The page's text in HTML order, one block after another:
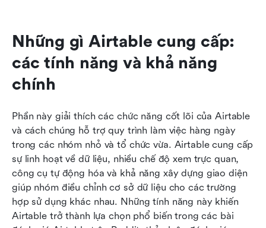
Những gì Airtable cung cấp:
các tính năng và khả năng
chính
Phần này giải thích các chức năng cốt lõi của Airtable
và cách chúng hỗ trợ quy trình làm việc hàng ngày
trong các nhóm nhỏ và tổ chức vừa. Airtable cung cấp
sự linh hoạt về dữ liệu, nhiều chế độ xem trực quan,
công cụ tự động hóa và khả năng xây dựng giao diện
giúp nhóm điều chỉnh cơ sở dữ liệu cho các trường
hợp sử dụng khác nhau. Những tính năng này khiến
Airtable trở thành lựa chọn phổ biến trong các bài